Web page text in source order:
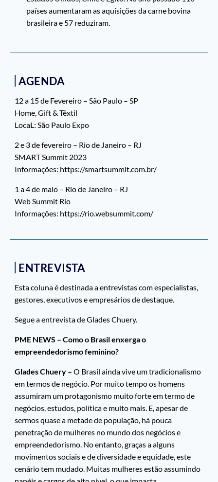
países aumentaram as aquisições da carne bovina
brasileira e 57 reduziram.
AGENDA
12 a 15 de Fevereiro – São Paulo – SP
Home, Gift & Têxtil
LocaL: São Paulo Expo
2 e 3 de fevereiro – Rio de Janeiro – RJ
SMART Summit 2023
Informações: https://smartsummit.com.br/
1 a 4 de maio – Rio de Janeiro – RJ
Web Summit Rio
Informações: https://rio.websummit.com/
ENTREVISTA
Esta coluna é destinada a entrevistas com especialistas,
gestores, executivos e empresários de destaque.
Segue a entrevista de Glades Chuery.
PME NEWS – Como o Brasil enxerga o
empreendedorismo feminino?
Glades Chuery – O Brasil ainda vive um tradicionalismo
em termos de negócio. Por muito tempo os homens
assumiram um protagonismo muito forte em termo de
negócios, estudos, política e muito mais. E, apesar de
sermos quase a metade de população, há pouca
penetração de mulheres no mundo dos negócios e
empreendedorismo. No entanto, graças a alguns
movimentos sociais e de diversidade e equidade, este
cenário tem mudado. Muitas mulheres estão assumindo